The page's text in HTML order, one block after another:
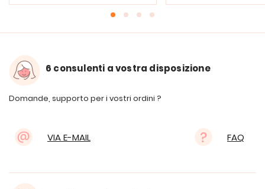
6 consulenti a vostra disposizione
Domande, supporto per i vostri ordini ?
VIA E-MAIL FAQ